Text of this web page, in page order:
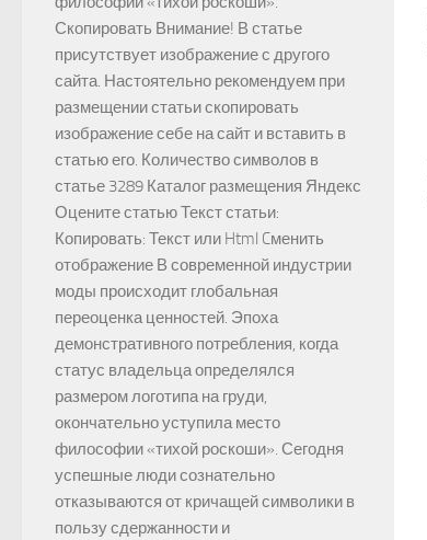
Скопировать Внимание! В статье
присутствует изображение с другого
сайта. Настоятельно рекомендуем при
размещении статьи скопировать
изображение себе на сайт и вставить в
статью его. Количество символов в
статье 3289 Каталог размещения Яндекс
Оцените статью Текст статьи:
Копировать: Текст или Html Cменить
отображение В современной индустрии
моды происходит глобальная
переоценка ценностей. Эпоха
демонстративного потребления, когда
статус владельца определялся
размером логотипа на груди,
окончательно уступила место
философии «тихой роскоши». Сегодня
успешные люди сознательно
отказываются от кричащей символики в
пользу сдержанности и